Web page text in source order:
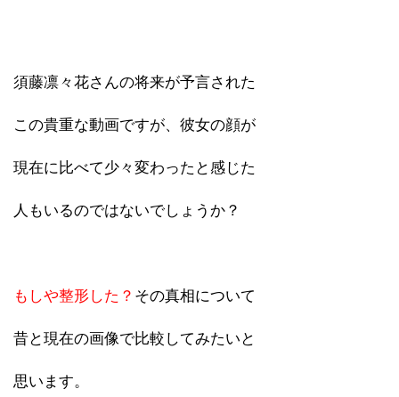
須藤凛々花さんの将来が予言された
この貴重な動画ですが、彼女の顔が
現在に比べて少々変わったと感じた
人もいるのではないでしょうか？
もしや整形した？ その真相について
昔と現在の画像で比較してみたいと
思います。